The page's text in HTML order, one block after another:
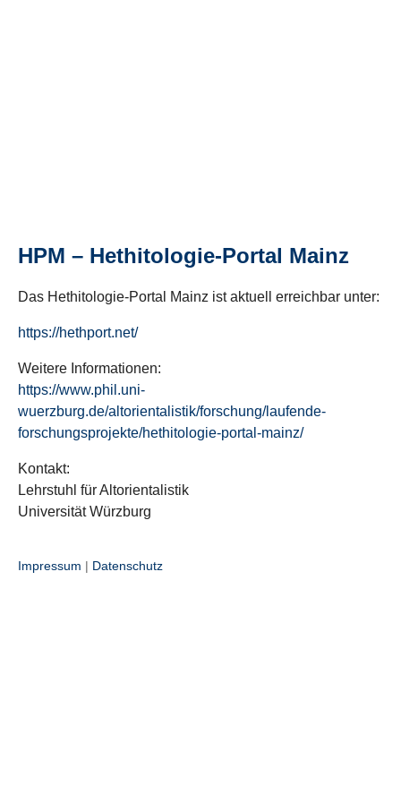
HPM – Hethitologie-Portal Mainz
Das Hethitologie-Portal Mainz ist aktuell erreichbar unter:
https://hethport.net/
Weitere Informationen:
https://www.phil.uni-
wuerzburg.de/altorientalistik/forschung/laufende-
forschungsprojekte/hethitologie-portal-mainz/
Kontakt:
Lehrstuhl für Altorientalistik
Universität Würzburg
Impressum | Datenschutz